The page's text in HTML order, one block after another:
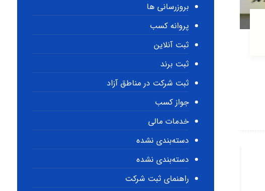
بروزرسانی ها
پروانه کسب
ثبت آنلاین
ثبت برند
ثبت شرکت در مناطق آزاد
جواز کسب
خدمات مالی
دسته‌بندی نشده
دسته‌بندی نشده
راهنمای ثبت شرکت